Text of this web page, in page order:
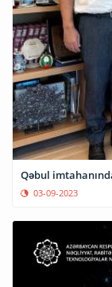
Qəbul
03-09-2023